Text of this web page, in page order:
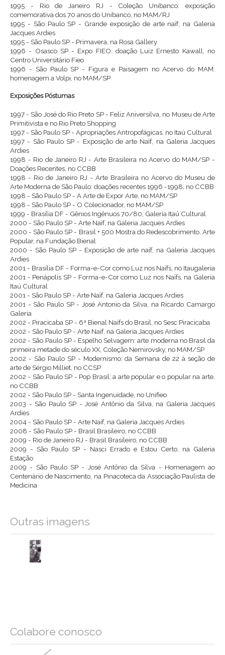
1995 - Rio de Janeiro RJ - Coleção Unibanco: exposição
comemorativa dos 70 anos do Unibanco, no MAM/RJ
1995 - São Paulo SP - Grande exposição de arte naïf, na Galeria
Jacques Ardies
1995 - São Paulo SP - Primavera, na Rosa Gallery
1996 - Osasco SP - Expo FIEO: doação Luiz Ernesto Kawall, no
Centro Universitário Fieo
1996 - São Paulo SP - Figura e Paisagem no Acervo do MAM:
homenagem a Volpi, no MAM/SP
Exposições Póstumas
1997 - São José do Rio Preto SP - Feliz Aniversilva, no Museu de Arte
Primitivista e no Rio Preto Shopping
1997 - São Paulo SP - Apropriações Antropofágicas, no Itaú Cultural
1997 - São Paulo SP - Exposição de arte Naïf, na Galeria Jacques
Ardies
1998 - Rio de Janeiro RJ - Arte Brasileira no Acervo do MAM/SP -
Doações Recentes, no CCBB
1998 - Rio de Janeiro RJ - Arte Brasileira no Acervo do Museu de
Arte Moderna de São Paulo: doações recentes 1996 -1998, no CCBB
1998 - São Paulo SP - A Arte de Expor Arte, no MAM/SP
1998 - São Paulo SP - O Colecionador, no MAM/SP
1999 - Brasília DF - Gênios Ingênuos 70/80, Galeria Itaú Cultural
2000 - São Paulo SP - Arte Naif, na Galeria Jacques Ardies
2000 - São Paulo SP - Brasil + 500 Mostra do Redescobrimento. Arte
Popular, na Fundação Bienal
2000 - São Paulo SP - Exposição de arte naïf, na Galeria Jacques
Ardies
2001 - Brasília DF - Forma-e-Cor como Luz nos Naïfs, no Itaugaleria
2001 - Penápolis SP - Forma-e-Cor como Luz nos Naïfs, na Galeria
Itaú Cultural
2001 - São Paulo SP - Arte Naïf, na Galeria Jacques Ardies
2001 - São Paulo SP - José Antonio da Silva, na Ricardo Camargo
Galeria
2002 - Piracicaba SP - 6ª Bienal Naifs do Brasil, no Sesc Piracicaba
2002 - São Paulo SP - Arte Naif, na Galeria Jacques Ardies
2002 - São Paulo SP - Espelho Selvagem: arte moderna no Brasil da
primeira metade do século XX, Coleção Nemirovsky, no MAM/SP
2002 - São Paulo SP - Modernismo: da Semana de 22 à seção de
arte de Sérgio Milliet, no CCSP
2002 - São Paulo SP - Pop Brasil: a arte popular e o popular na arte,
no CCBB
2002 - São Paulo SP - Santa Ingenuidade, no Unifieo
2003 - São Paulo SP - José Antônio da Silva, na Galeria Jacques
Ardies
2004 - São Paulo SP - Arte Naif, na Galeria Jacques Ardies
2008 - São Paulo SP - Brasil Brasileiro, no CCBB
2009 - Rio de Janeiro RJ - Brasil Brasileiro, no CCBB
2009 - São Paulo SP - Nasci Errado e Estou Certo, na Galeria
Estação
2009 - São Paulo SP - José Antônio da Silva - Homenagem ao
Centenário de Nascimento, na Pinacoteca da Associação Paulista de
Medicina
Outras imagens
Colabore conosco